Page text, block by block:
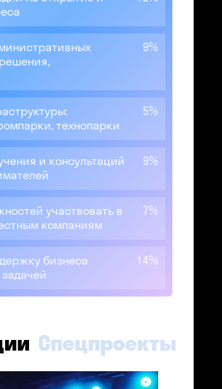
9%
технопарки
5%
и консультаций
9%
участвовать в
компаниям
7%
бизнеса
14%
Спецпроекты